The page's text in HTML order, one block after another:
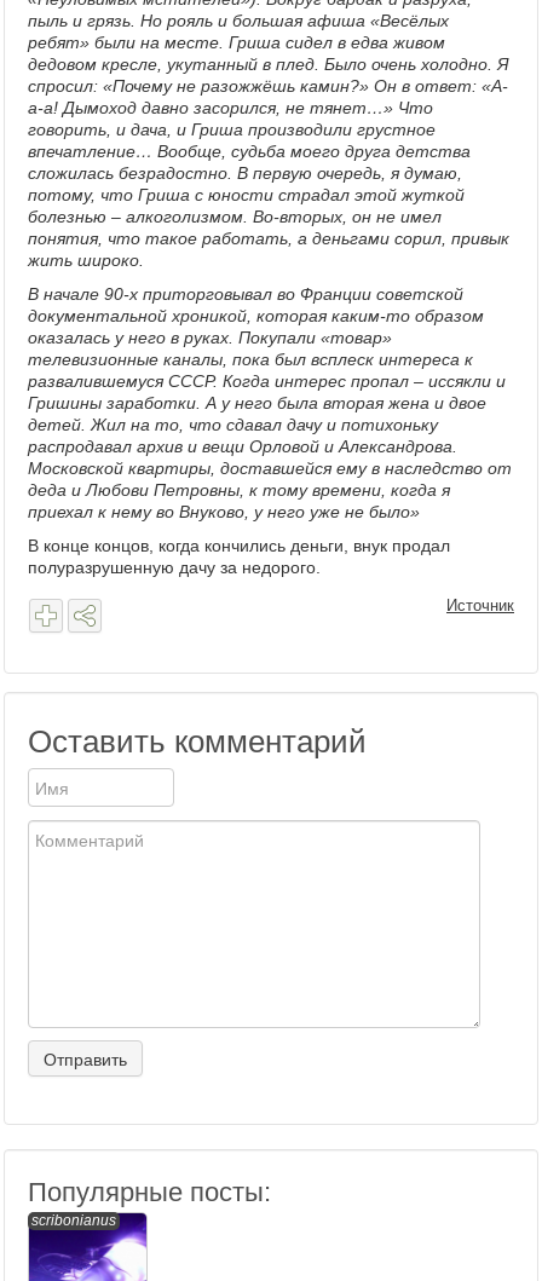
пыль и грязь. Но рояль и большая афиша «Весёлых
ребят» были на месте. Гриша сидел в едва живом
дедовом кресле, укутанный в плед. Было очень холодно. Я
спросил: «Почему не разожжёшь камин?» Он в ответ: «А-
а-а! Дымоход давно засорился, не тянет…» Что
говорить, и дача, и Гриша производили грустное
впечатление… Вообще, судьба моего друга детства
сложилась безрадостно. В первую очередь, я думаю,
потому, что Гриша с юности страдал этой жуткой
болезнью – алкоголизмом. Во-вторых, он не имел
понятия, что такое работать, а деньгами сорил, привык
жить широко.
В начале 90-х приторговывал во Франции советской
документальной хроникой, которая каким-то образом
оказалась у него в руках. Покупали «товар»
телевизионные каналы, пока был всплеск интереса к
развалившемуся СССР. Когда интерес пропал – иссякли и
Гришины заработки. А у него была вторая жена и двое
детей. Жил на то, что сдавал дачу и потихоньку
распродавал архив и вещи Орловой и Александрова.
Московской квартиры, доставшейся ему в наследство от
деда и Любови Петровны, к тому времени, когда я
приехал к нему во Внуково, у него уже не было»
В конце концов, когда кончились деньги, внук продал
полуразрушенную дачу за недорого.
Источник
Оставить комментарий
Популярные посты:
scribonianus